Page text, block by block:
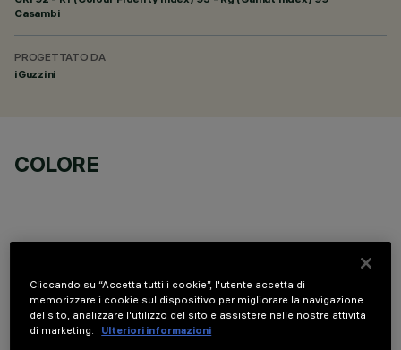
Casambi
PROGETTATO DA
iGuzzini
COLORE
COMPONENTI OPZIONALI
Cliccando su “Accetta tutti i cookie”, l'utente accetta di
memorizzare i cookie sul dispositivo per migliorare la navigazione
del sito, analizzare l'utilizzo del sito e assistere nelle nostre attività
di marketing.
Ulteriori informazioni